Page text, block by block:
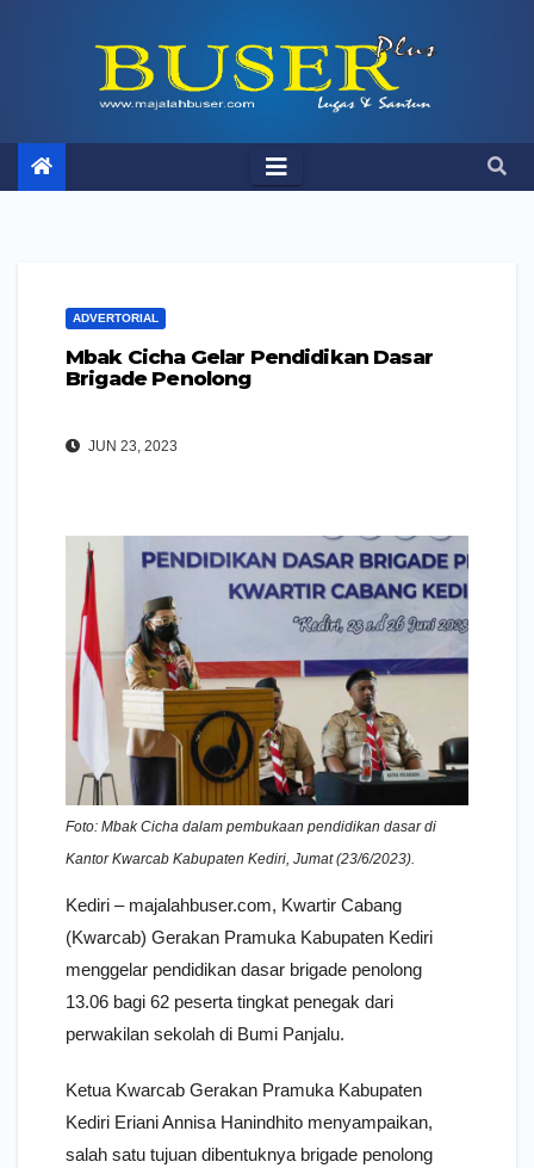
ADVERTORIAL
Mbak Cicha Gelar Pendidikan Dasar
Brigade Penolong
JUN 23, 2023
Foto: Mbak Cicha dalam pembukaan pendidikan dasar di
Kantor Kwarcab Kabupaten Kediri, Jumat (23/6/2023).
Kediri – majalahbuser.com, Kwartir Cabang
(Kwarcab) Gerakan Pramuka Kabupaten Kediri
menggelar pendidikan dasar brigade penolong
13.06 bagi 62 peserta tingkat penegak dari
perwakilan sekolah di Bumi Panjalu.
Ketua Kwarcab Gerakan Pramuka Kabupaten
Kediri Eriani Annisa Hanindhito menyampaikan,
salah satu tujuan dibentuknya brigade penolong